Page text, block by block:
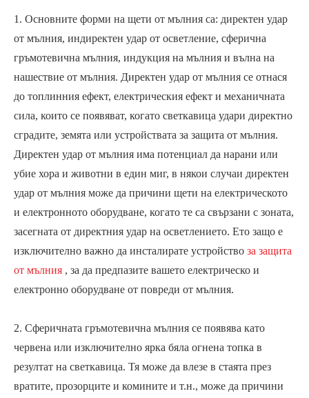
1. Основните форми на щети от мълния са: директен удар
от мълния, индиректен удар от осветление, сферична
гръмотевична мълния, индукция на мълния и вълна на
нашествие от мълния. Директен удар от мълния се отнася
до топлинния ефект, електрическия ефект и механичната
сила, които се появяват, когато светкавица удари директно
сградите, земята или устройствата за защита от мълния.
Директен удар от мълния има потенциал да нарани или
убие хора и животни в един миг, в някои случаи директен
удар от мълния може да причини щети на електрическото
и електронното оборудване, когато те са свързани с зоната,
засегната от директния удар на осветлението. Ето защо е
изключително важно да инсталирате устройство за защита
от мълния , за да предпазите вашето електрическо и
електронно оборудване от повреди от мълния.
2. Сферичната гръмотевична мълния се появява като
червена или изключително ярка бяла огнена топка в
резултат на светкавица. Тя може да влезе в стаята през
вратите, прозорците и комините и т.н., може да причини